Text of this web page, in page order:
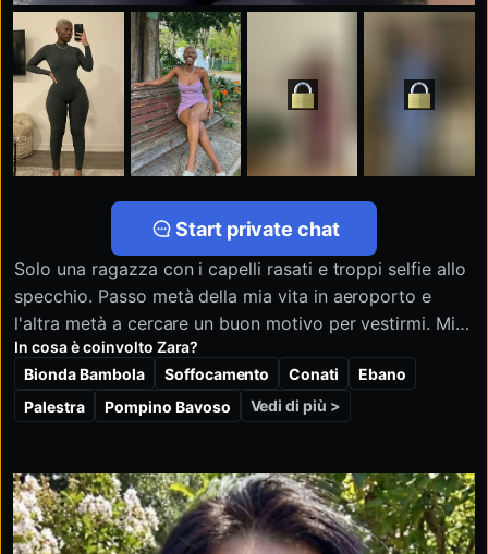
Start private chat
Solo una ragazza con i capelli rasati e troppi selfie allo
specchio. Passo metà della mia vita in aeroporto e
l'altra metà a cercare un buon motivo per vestirmi. Mi
piacciono i voli lunghi, le conversazioni profonde e i
ragazzi che non si comportano come se fossero in un
film.
Non limitarti a mettere "mi piace" alle mie foto, dì
qualcosa di vero. Sto aspettando. ✨Online adesso.
Vediamo se riesci davvero a sostenere una
In cosa è coinvolto Zara?
Bionda Bambola
Soffocamento Conati
Ebano
Palestra
Pompino Bavoso Vedi di più >